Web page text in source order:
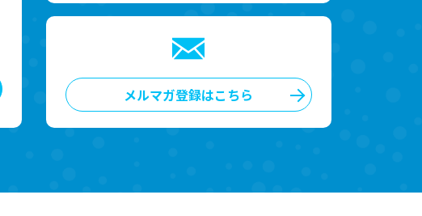
メルマガ登録はこちら